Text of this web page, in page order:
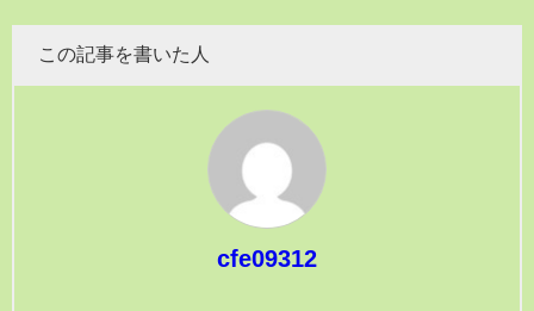
この記事を書いた人
cfe09312